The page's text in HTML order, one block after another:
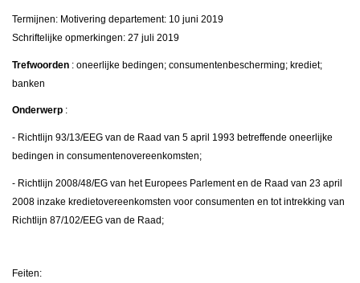
Termijnen: Motivering departement: 10 juni 2019
Schriftelijke opmerkingen: 27 juli 2019
Trefwoorden : oneerlijke bedingen; consumentenbescherming; krediet;
banken
Onderwerp :
- Richtlijn 93/13/EEG van de Raad van 5 april 1993 betreffende oneerlijke
bedingen in consumentenovereenkomsten;
- Richtlijn 2008/48/EG van het Europees Parlement en de Raad van 23 april
2008 inzake kredietovereenkomsten voor consumenten en tot intrekking van
Richtlijn 87/102/EEG van de Raad;
Feiten: